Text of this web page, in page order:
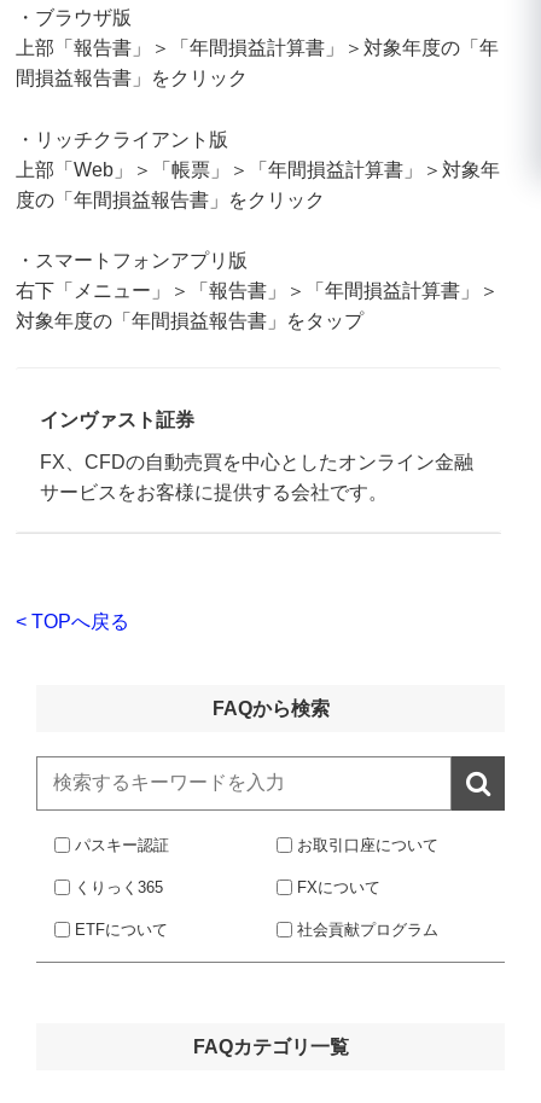
・ブラウザ版
上部「報告書」＞「年間損益計算書」＞対象年度の「年
間損益報告書」をクリック
・リッチクライアント版
上部「Web」＞「帳票」＞「年間損益計算書」＞対象年
度の「年間損益報告書」をクリック
・スマートフォンアプリ版
右下「メニュー」＞「報告書」＞「年間損益計算書」＞
対象年度の「年間損益報告書」をタップ
インヴァスト証券
FX、CFDの自動売買を中心としたオンライン金融
サービスをお客様に提供する会社です。
< TOPへ戻る
FAQから検索

パスキー認証 お取引口座について
くりっく365 FXについて
ETFについて 社会貢献プログラム
FAQカテゴリ一覧